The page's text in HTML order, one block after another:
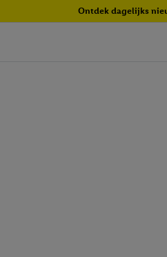
Ontdek dagelijks